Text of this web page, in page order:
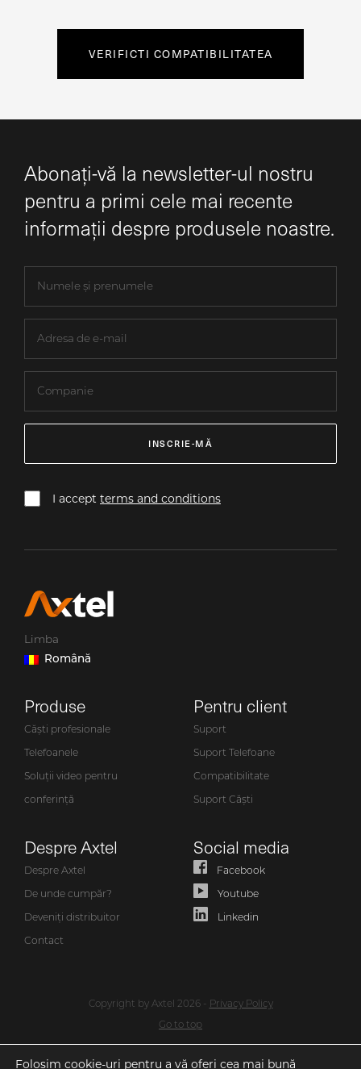
VERIFICTI COMPATIBILITATEA
Abonați-vă la newsletter-ul nostru
pentru a primi cele mai recente
informații despre produsele noastre.
INSCRIE-MĂ
I accept terms and conditions
Limba
Română
Produse
Căști profesionale
Telefoanele
Soluții video pentru
conferință
Pentru client
Suport
Suport Telefoane
Compatibilitate
Suport Căști
Despre Axtel
Despre Axtel
De unde cumpăr?
Deveniți distribuitor
Contact
Social media
Facebook
Youtube
Linkedin
Copyright by Axtel 2026 - Privacy Policy
Go to top
Folosim cookie-uri pentru a vă oferi cea mai bună